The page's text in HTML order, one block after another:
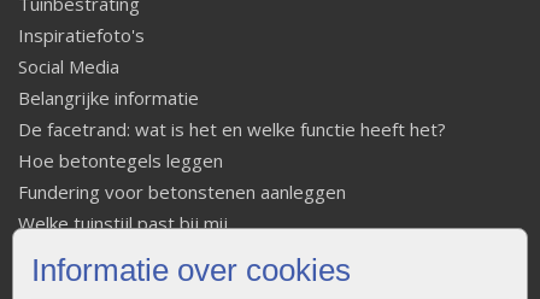
Informatie over cookies
Inspiratiefoto's
Social Media
Belangrijke informatie
De facetrand: wat is het en welke functie heeft het?
Hoe betontegels leggen
Fundering voor betonstenen aanleggen
Welke tuinstijl past bij mij
Strakke tuin inrichten
Legverbanden gebakken bestrating